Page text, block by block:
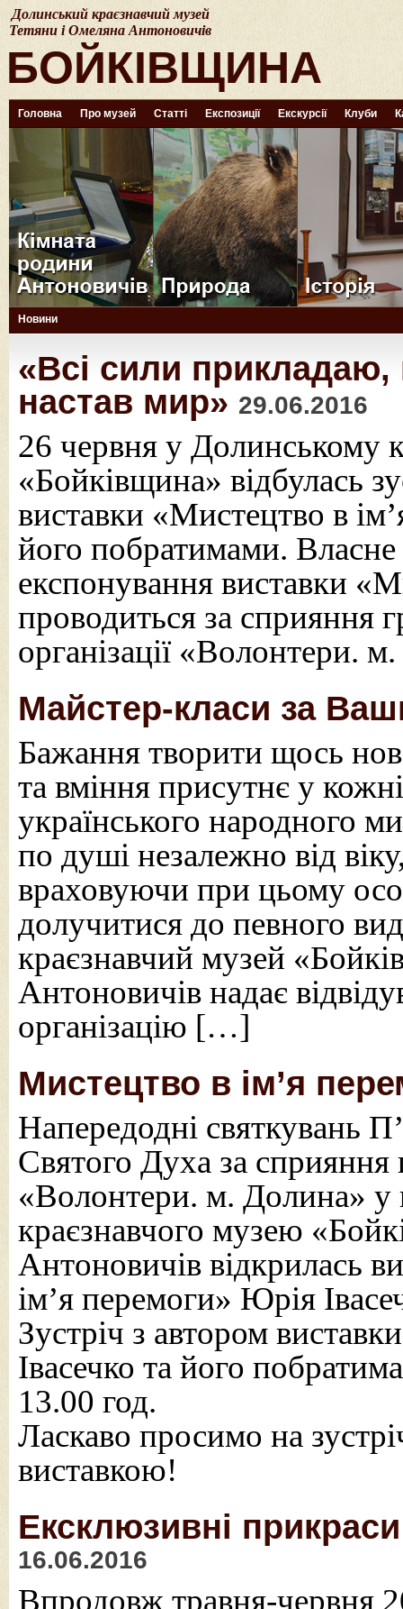
Долинський краєзнавчий музей
Тетяни і Омеляна Антоновичів
БОЙКІВЩИНА
Головна Про музей Статті Експозиції Екскурсії Клуби
Новини
«Всі сили
настав мир» 29.06.2016
26 червня у Долинському
«Бойківщина» відбулась
виставки «Мистецтво в
його побратимами. Власне
експонування виставки
проводиться за сприяння
організації «Волонтери.
Майстер-класи за
Бажання творити щось
та вміння присутнє у
українського народного
по душі незалежно від
враховуючи при цьому
долучитися до певного
краєзнавчий музей
Антоновичів надає
організацію […]
Мистецтво в ім’я
Напередодні святкувань
Святого Духа за сприяння
«Волонтери. м. Долина» у
краєзнавчого музею
Антоновичів відкрилась
ім’я перемоги» Юрія
Зустріч з автором
Івасечко та його
13.00 год.
Ласкаво просимо на
виставкою!
Ексклюзивні
16.06.2016
Впродовж травня-червня